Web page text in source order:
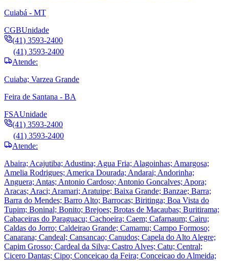
Cuiabá - MT
CGBUnidade
(41) 3593-2400
(41) 3593-2400
Atende:
Cuiaba; Varzea Grande
Feira de Santana - BA
FSAUnidade
(41) 3593-2400
(41) 3593-2400
Atende:
Abaira; Acajutiba; Adustina; Agua Fria; Alagoinhas; Amargosa;
Amelia Rodrigues; America Dourada; Andarai; Andorinha;
Anguera; Antas; Antonio Cardoso; Antonio Goncalves; Apora;
Aracas; Araci; Aramari; Aratuipe; Baixa Grande; Banzae; Barra;
Barra do Mendes; Barro Alto; Barrocas; Biritinga; Boa Vista do
Tupim; Boninal; Bonito; Brejoes; Brotas de Macaubas; Buritirama;
Cabaceiras do Paraguacu; Cachoeira; Caem; Cafarnaum; Cairu;
Caldas do Jorro; Caldeirao Grande; Camamu; Campo Formoso;
Canarana; Candeal; Cansancao; Canudos; Capela do Alto Alegre;
Capim Grosso; Cardeal da Silva; Castro Alves; Catu; Central;
Cicero Dantas; Cipo; Conceicao da Feira; Conceicao do Almeida;